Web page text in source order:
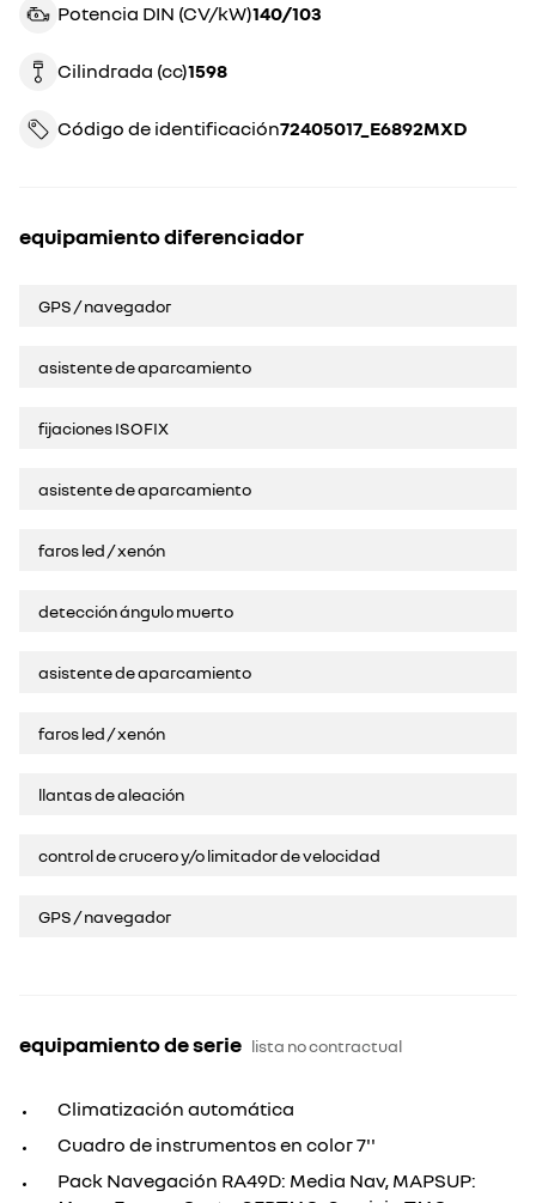
Potencia DIN (CV/kW) 140/103
Cilindrada (cc) 1598
Código de identificación 72405017_E6892MXD
equipamiento diferenciador
GPS / navegador
asistente de aparcamiento
fijaciones ISOFIX
asistente de aparcamiento
faros led / xenón
detección ángulo muerto
asistente de aparcamiento
faros led / xenón
llantas de aleación
control de crucero y/o limitador de velocidad
GPS / navegador
equipamiento de serie lista no contractual
Climatización automática
Cuadro de instrumentos en color 7''
Pack Navegación RA49D: Media Nav, MAPSUP: